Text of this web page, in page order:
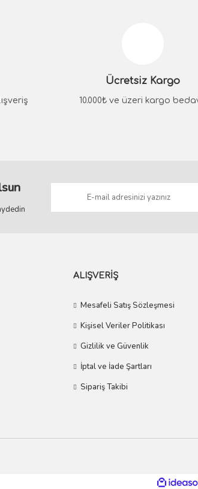
pahalı.
Ücretsiz Kargo
10.000₺ ve üzeri kargo
ALIŞVERİŞ
Mesafeli Satış Sözleşmesi
Kişisel Veriler Politikası
Gizlilik ve Güvenlik
İptal ve İade Şartları
Sipariş Takibi